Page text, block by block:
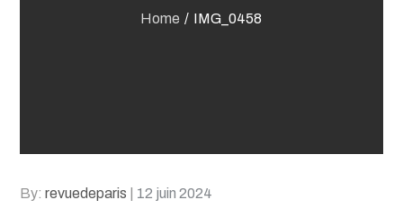
Home IMG_0458
By:revuedeparis
Posted
12 juin 2024